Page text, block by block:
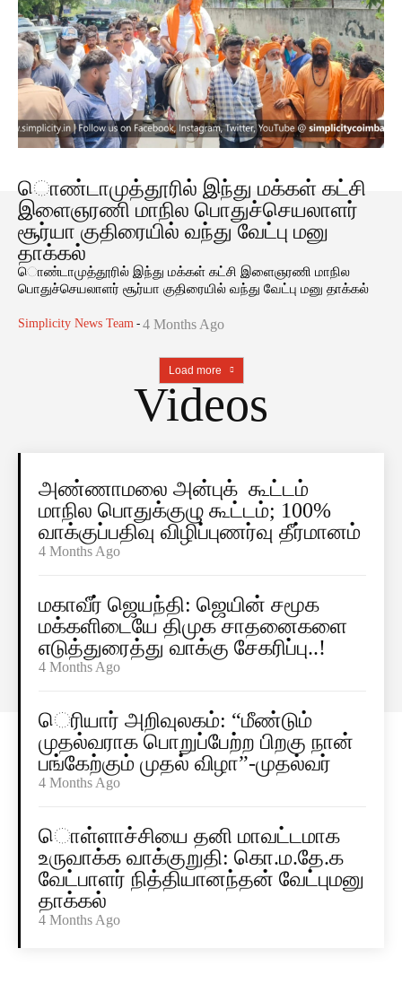
ொண்டாமுத்தூரில் இந்து மக்கள் கட்சி
இளைஞரணி மாநில பொதுச்செயலாளர்
சூர்யா குதிரையில் வந்து வேட்பு மனு
தாக்கல்
ொண்டாமுத்தூரில் இந்து மக்கள் கட்சி இளைஞரணி மாநில
பொதுச்செயலாளர் சூர்யா குதிரையில் வந்து வேட்பு மனு தாக்கல்
Simplicity News Team - 4 Months Ago
Load more
Videos
அண்ணாமலை அன்புக் கூட்டம்
மாநில பொதுக்குழு கூட்டம்; 100%
வாக்குப்பதிவு விழிப்புணர்வு தீர்மானம்
4 Months Ago
மகாவீர் ஜெயந்தி: ஜெயின் சமூக
மக்களிடையே திமுக சாதனைகளை
எடுத்துரைத்து வாக்கு சேகரிப்பு..!
4 Months Ago
ெரியார் அறிவுலகம்: “மீண்டும்
முதல்வராக பொறுப்பேற்ற பிறகு நான்
பங்கேற்கும் முதல் விழா”-முதல்வர்
4 Months Ago
ொள்ளாச்சியை தனி மாவட்டமாக
உருவாக்க வாக்குறுதி: கொ.ம.தே.க
வேட்பாளர் நித்தியானந்தன் வேட்புமனு
தாக்கல்
4 Months Ago